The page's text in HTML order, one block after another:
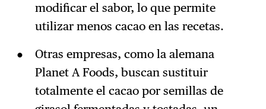
modificar el sabor, lo que permite
utilizar menos cacao en las recetas.
Otras empresas, como la alemana
Planet A Foods, buscan sustituir
totalmente el cacao por semillas de